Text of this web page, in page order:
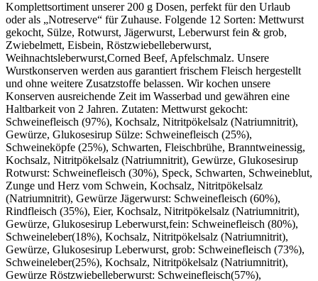
Komplettsortiment unserer 200 g Dosen, perfekt für den Urlaub
oder als „Notreserve“ für Zuhause. Folgende 12 Sorten: Mettwurst
gekocht, Sülze, Rotwurst, Jägerwurst, Leberwurst fein & grob,
Zwiebelmett, Eisbein, Röstzwiebelleberwurst,
Weihnachtsleberwurst,Corned Beef, Apfelschmalz. Unsere
Wurstkonserven werden aus garantiert frischem Fleisch hergestellt
und ohne weitere Zusatzstoffe belassen. Wir kochen unsere
Konserven ausreichende Zeit im Wasserbad und gewähren eine
Haltbarkeit von 2 Jahren. Zutaten: Mettwurst gekocht:
Schweinefleisch (97%), Kochsalz, Nitritpökelsalz (Natriumnitrit),
Gewürze, Glukosesirup Sülze: Schweinefleisch (25%),
Schweineköpfe (25%), Schwarten, Fleischbrühe, Branntweinessig,
Kochsalz, Nitritpökelsalz (Natriumnitrit), Gewürze, Glukosesirup
Rotwurst: Schweinefleisch (30%), Speck, Schwarten, Schweineblut,
Zunge und Herz vom Schwein, Kochsalz, Nitritpökelsalz
(Natriumnitrit), Gewürze Jägerwurst: Schweinefleisch (60%),
Rindfleisch (35%), Eier, Kochsalz, Nitritpökelsalz (Natriumnitrit),
Gewürze, Glukosesirup Leberwurst,fein: Schweinefleisch (80%),
Schweineleber(18%), Kochsalz, Nitritpökelsalz (Natriumnitrit),
Gewürze, Glukosesirup Leberwurst, grob: Schweinefleisch (73%),
Schweineleber(25%), Kochsalz, Nitritpökelsalz (Natriumnitrit),
Gewürze Röstzwiebelleberwurst: Schweinefleisch(57%),